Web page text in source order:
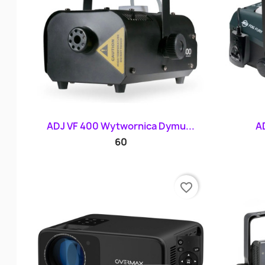
Szybki podgląd
ADJ VF 400 Wytwornica Dymu...
60
favorite_border